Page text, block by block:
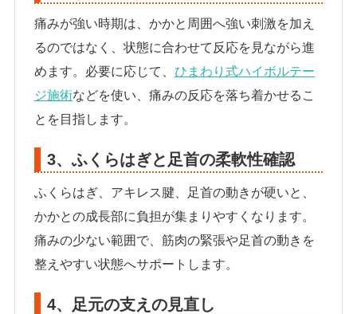
痛みが強い時期は、かかと周囲へ強い刺激を加え
るのではなく、状態に合わせて反応を見ながら進
めます。必要に応じて、 ひまわり式ハイボルテー
ジ施術などを使い、痛みの反応を落ち着かせるこ
とを目指します。
3、ふくらはぎと足首の柔軟性確認
ふくらはぎ、アキレス腱、足首の動きが硬いと、
かかとの成長部に負担が集まりやすくなります。
痛みの少ない範囲で、筋肉の緊張や足首の動きを
整えやすい状態へサポートします。
4、足元の支えの見直し